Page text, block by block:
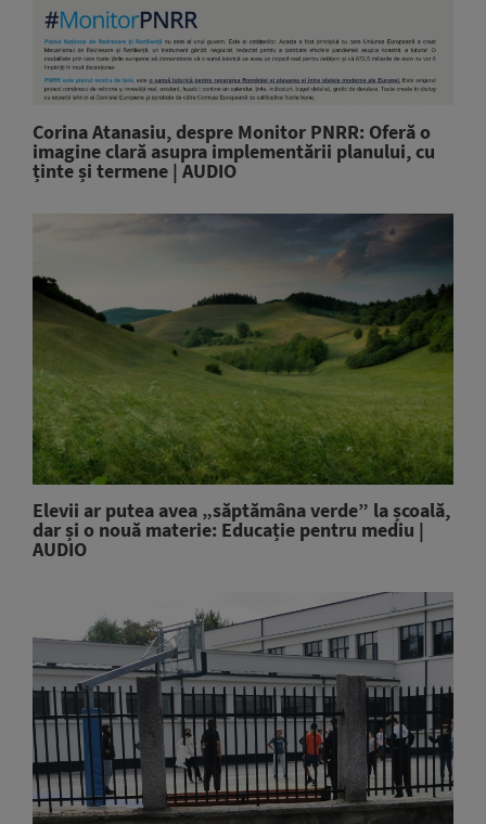
Corina Atanasiu, despre Monitor PNRR: Oferă o
imagine clară asupra implementării planului, cu
ținte și termene | AUDIO
Elevii ar putea avea „săptămâna verde” la școală,
dar și o nouă materie: Educație pentru mediu |
AUDIO